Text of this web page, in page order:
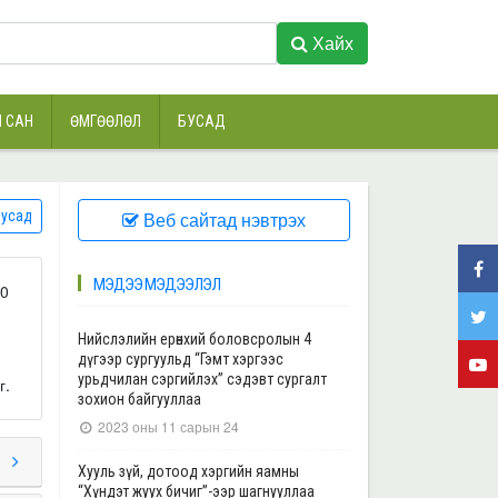
Хайх
САН ӨМГӨӨЛӨЛ БУСАД
Веб сайтад нэвтрэх
МЭДЭЭ МЭДЭЭЛЭЛ
Нийслэлийн ерөнхий боловсролын 4
дүгээр сургуульд “Гэмт хэргээс
урьдчилан сэргийлэх” сэдэвт сургалт
зохион байгууллаа
2023 оны 11 сарын 24
Хууль зүй, дотоод хэргийн яамны
“Хүндэт жуух бичиг”-ээр шагнууллаа